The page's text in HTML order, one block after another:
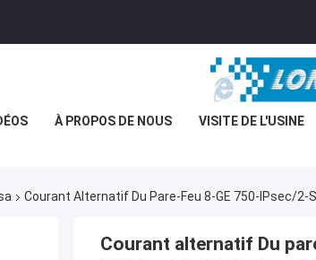
À PROPOS DE NOUS VISITE DE L'USINE
Courant Alternatif Du Pare-Feu 8-GE 750-IPsec/2-
Courant alternatif Du